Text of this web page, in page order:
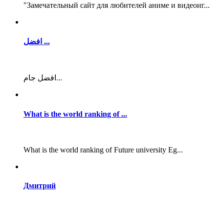
"Замечательный сайт для любителей аниме и видеоиг...
افضل ...
افضل جام...
What is the world ranking of ...
What is the world ranking of Future university Eg...
Дмитрий